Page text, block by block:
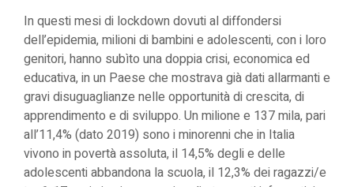
In questi mesi di lockdown dovuti al diffondersi
dell’epidemia, milioni di bambini e adolescenti, con i loro
genitori, hanno subìto una doppia crisi, economica ed
educativa, in un Paese che mostrava già dati allarmanti e
gravi disuguaglianze nelle opportunità di crescita, di
apprendimento e di sviluppo. Un milione e 137 mila, pari
all’11,4% (dato 2019) sono i minorenni che in Italia
vivono in povertà assoluta, il 14,5% degli e delle
adolescenti abbandona la scuola, il 12,3% dei ragazzi/e